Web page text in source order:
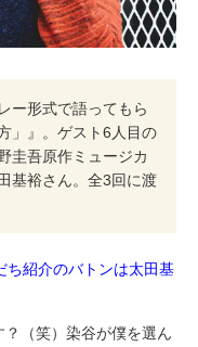
ー形式で語ってもら
」』。ゲスト6人目の
圭吾原作ミュージカ
基裕さん。全3回に渡
紹介のバトンは太田基
（笑）染谷が僕を選ん